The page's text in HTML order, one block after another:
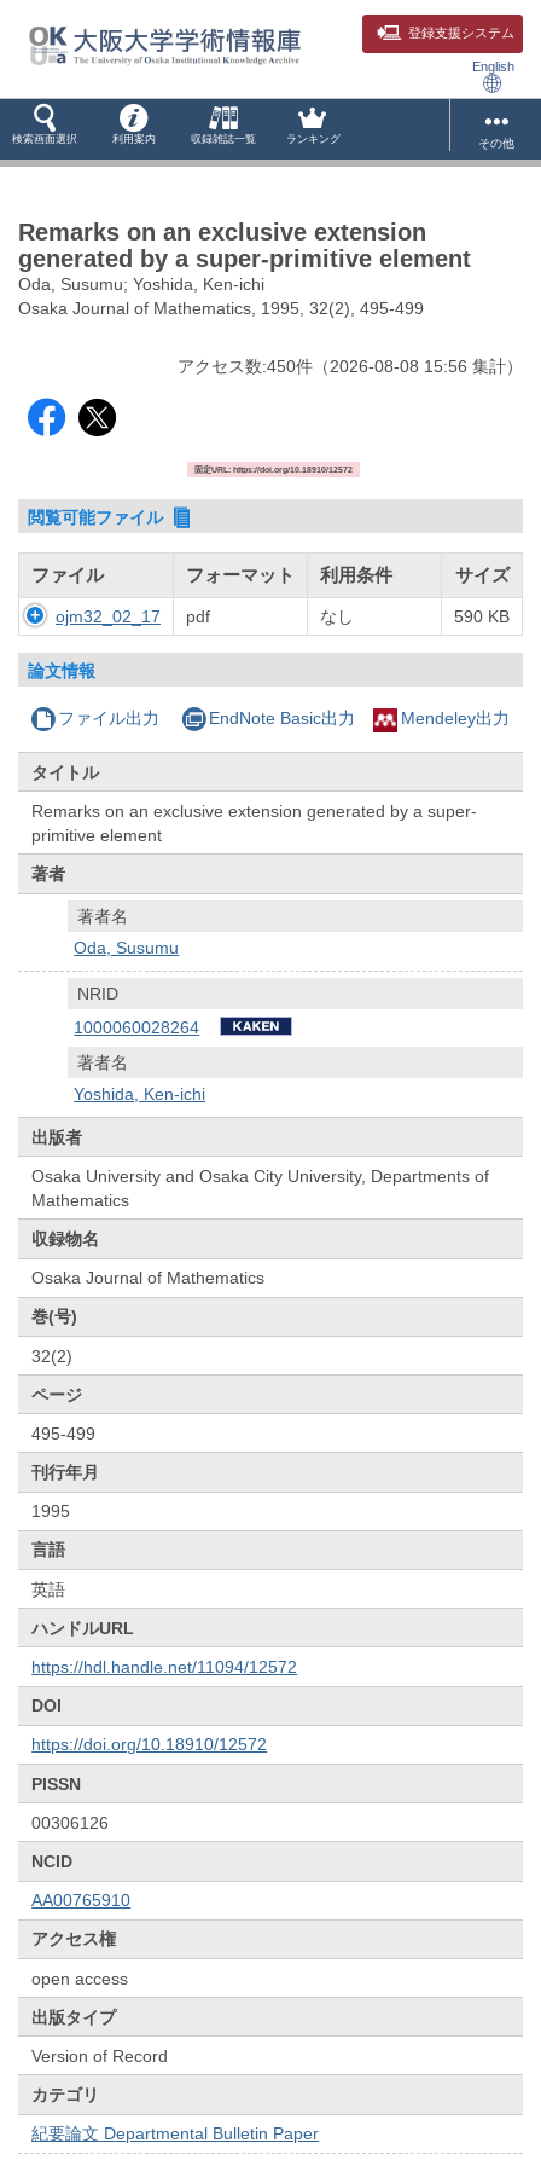
登録支援システム
English
検索画面選択 利用案内 収録雑誌一覧 ランキング その他
Remarks on an exclusive extension
generated by a super-primitive element
Oda, Susumu; Yoshida, Ken-ichi
Osaka Journal of Mathematics, 1995, 32(2), 495-499
アクセス数:450件 （2026-08-08 15:56 集計）
固定URL: https://doi.org/10.18910/12572
閲覧可能ファイル
ファイル フォーマット 利用条件 サイズ
ojm32_02_17 pdf なし 590 KB
論文情報
ファイル出力 EndNote Basic出力 Mendeley出力
タイトル
Remarks on an exclusive extension generated by a super-
primitive element
著者
著者名
Oda, Susumu
NRID
1000060028264
著者名
Yoshida, Ken-ichi
出版者
Osaka University and Osaka City University, Departments of
Mathematics
収録物名
Osaka Journal of Mathematics
巻(号)
32(2)
ページ
495-499
刊行年月
1995
言語
英語
ハンドルURL
https://hdl.handle.net/11094/12572
DOI
https://doi.org/10.18910/12572
PISSN
00306126
NCID
AA00765910
アクセス権
open access
出版タイプ
Version of Record
カテゴリ
紀要論文 Departmental Bulletin Paper